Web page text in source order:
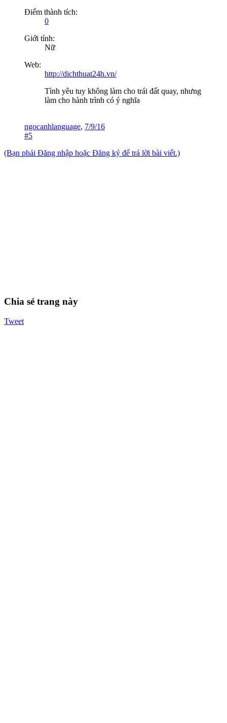
Điểm thành tích:
0
Giới tính:
Nữ
Web:
http://dichthuat24h.vn/
Tình yêu tuy không làm cho trái đất quay, nhưng
làm cho hành trình có ý nghĩa
ngocanhlanguage, 7/9/16
#5
(Bạn phải Đăng nhập hoặc Đăng ký để trả lời bài viết.)
Chia sẻ trang này
Tweet